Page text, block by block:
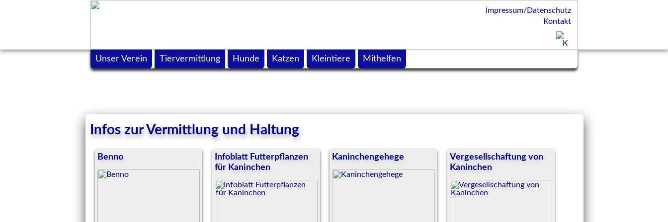
Infos zur Vermittlung und Haltung
Benno
Infoblatt Futterpflanzen
für Kaninchen
Kaninchengehege
Vergesellschaftung von
Kaninchen
Impressum/Datenschutz
Kontakt
Unser Verein Tiervermittlung Hunde Katzen Kleintiere Mithelfen